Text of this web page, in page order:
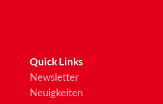
Quick Links
Newsletter
Neuigkeiten